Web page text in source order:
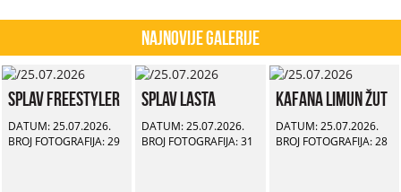
Najnovije Galerije
Splav Freestyler
DATUM: 25.07.2026.
BROJ FOTOGRAFIJA: 29
Splav Lasta
DATUM: 25.07.2026.
BROJ FOTOGRAFIJA: 31
Kafana Limun Žut
DATUM: 25.07.2026.
BROJ FOTOGRAFIJA: 28